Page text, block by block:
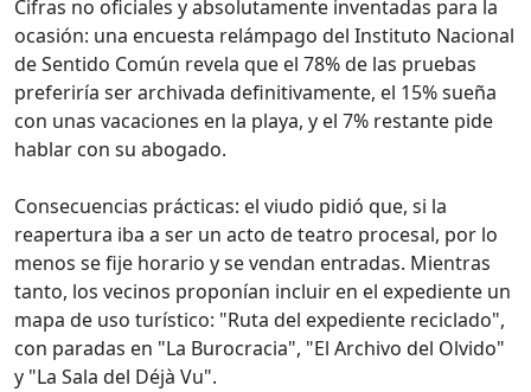
Cifras no oficiales y absolutamente inventadas para la
ocasión: una encuesta relámpago del Instituto Nacional
de Sentido Común revela que el 78% de las pruebas
preferiría ser archivada definitivamente, el 15% sueña
con unas vacaciones en la playa, y el 7% restante pide
hablar con su abogado.
Consecuencias prácticas: el viudo pidió que, si la
reapertura iba a ser un acto de teatro procesal, por lo
menos se fije horario y se vendan entradas. Mientras
tanto, los vecinos proponían incluir en el expediente un
mapa de uso turístico: "Ruta del expediente reciclado",
con paradas en "La Burocracia", "El Archivo del Olvido"
y "La Sala del Déjà Vu".